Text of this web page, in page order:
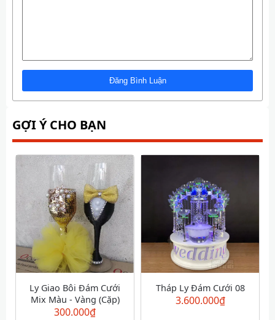
GỢI Ý CHO BẠN
Ly Giao Bôi Đám Cưới
Mix Màu - Vàng (Cặp)
300.000₫
Tháp Ly Đám Cưới 08
3.600.000₫